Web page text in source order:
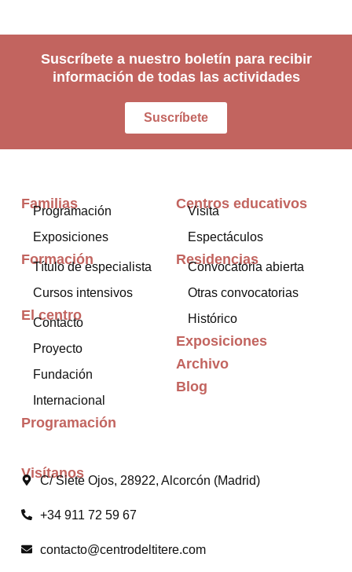
Suscríbete a nuestro boletín para recibir
información de todas las actividades
Suscríbete
Visítanos
C/ Siete Ojos, 28922, Alcorcón (Madrid)
+34 911 72 59 67
contacto@centrodeltitere.com
Familias
Programación
Exposiciones
Formación
Título de especialista
Cursos intensivos
El centro
Contacto
Proyecto
Fundación
Internacional
Programación
Centros educativos
Visita
Espectáculos
Residencias
Convocatoria abierta
Otras convocatorias
Histórico
Exposiciones
Archivo
Blog